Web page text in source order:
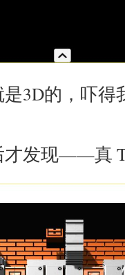
3D的，吓得
才发现——真